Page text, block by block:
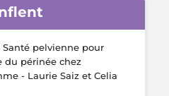
pelvienne pour
du périnée chez
- Laurie Saiz et Celia